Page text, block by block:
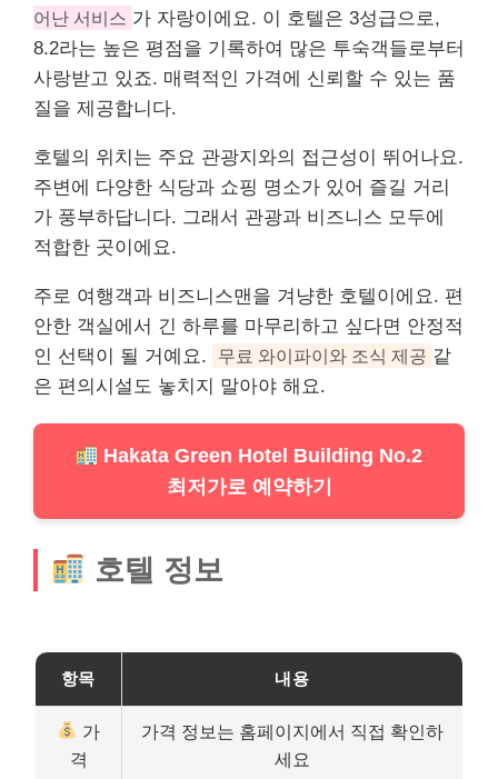
어난 서비스 가 자랑이에요. 이 호텔은 3성급으로,
8.2라는 높은 평점을 기록하여 많은 투숙객들로부터
사랑받고 있죠. 매력적인 가격에 신뢰할 수 있는 품
질을 제공합니다.
호텔의 위치는 주요 관광지와의 접근성이 뛰어나요.
주변에 다양한 식당과 쇼핑 명소가 있어 즐길 거리
가 풍부하답니다. 그래서 관광과 비즈니스 모두에
적합한 곳이에요.
주로 여행객과 비즈니스맨을 겨냥한 호텔이에요. 편
안한 객실에서 긴 하루를 마무리하고 싶다면 안정적
인 선택이 될 거예요.
무료 와이파이와 조식 제공 같
은 편의시설도 놓치지 말아야 해요.
Hakata Green Hotel Building No.2
최저가로 예약하기
호텔 정보
항목 내용
가
격
가격 정보는 홈페이지에서 직접 확인하
세요